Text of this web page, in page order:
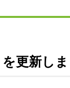
コンプライアン
ー
IR資
非財
アー
コース）
更新しま